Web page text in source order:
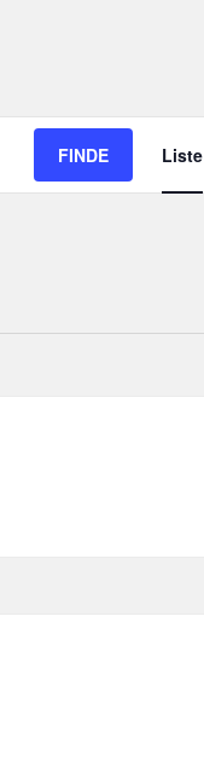
FINDE Liste